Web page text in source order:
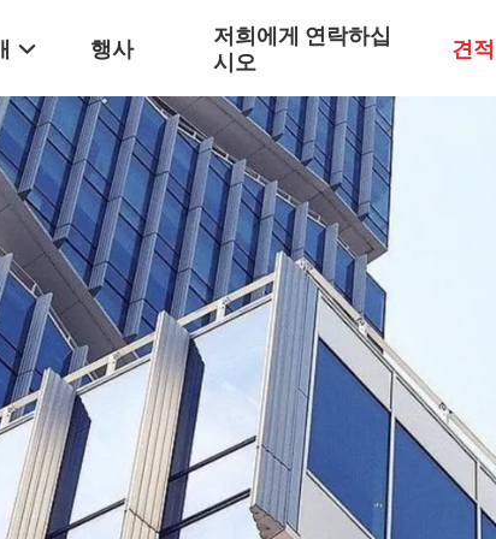
행사
저희에게 연락하십
시오
견